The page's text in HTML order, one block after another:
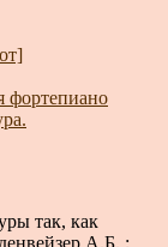
фортепиано
так, как